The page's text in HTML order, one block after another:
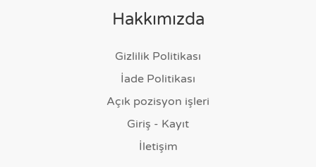
Hakkımızda
Gizlilik Politikası
İade Politikası
Açık pozisyon işleri
Giriş - Kayıt
İletişim